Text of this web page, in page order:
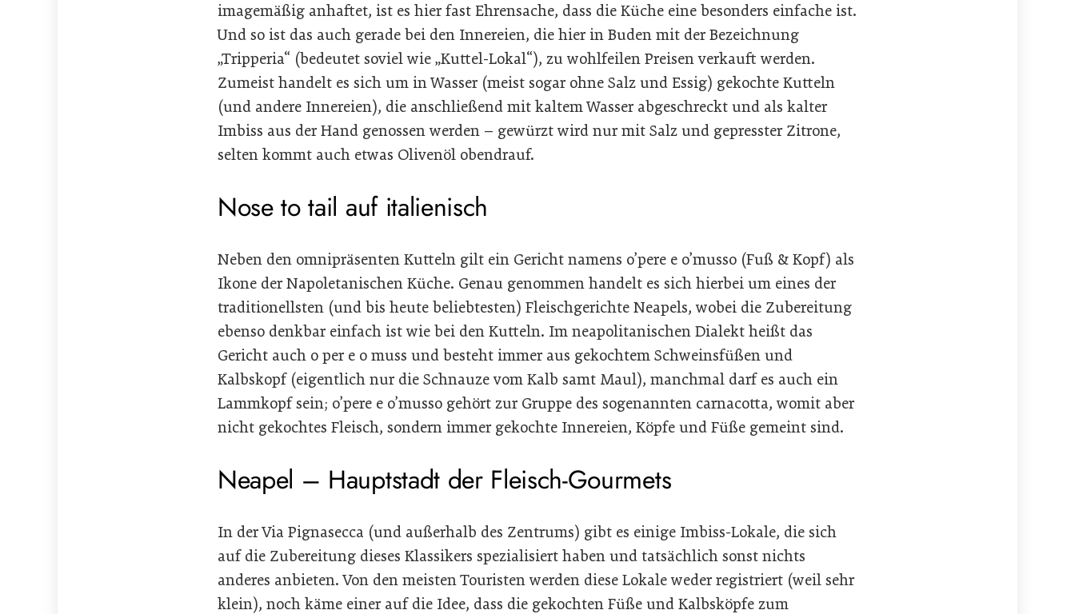
imagemäßig anhaftet, ist es hier fast Ehrensache, dass die Küche eine besonders einfache ist.
Und so ist das auch gerade bei den Innereien, die hier in Buden mit der Bezeichnung
„Tripperia“ (bedeutet soviel wie „Kuttel-Lokal“), zu wohlfeilen Preisen verkauft werden.
Zumeist handelt es sich um in Wasser (meist sogar ohne Salz und Essig) gekochte Kutteln
(und andere Innereien), die anschließend mit kaltem Wasser abgeschreckt und als kalter
Imbiss aus der Hand genossen werden – gewürzt wird nur mit Salz und gepresster Zitrone,
selten kommt auch etwas Olivenöl obendrauf.
Nose to tail auf italienisch
Neben den omnipräsenten Kutteln gilt ein Gericht namens o’pere e o’musso (Fuß & Kopf) als
Ikone der Napoletanischen Küche. Genau genommen handelt es sich hierbei um eines der
traditionellsten (und bis heute beliebtesten) Fleischgerichte Neapels, wobei die Zubereitung
ebenso denkbar einfach ist wie bei den Kutteln. Im neapolitanischen Dialekt heißt das
Gericht auch o per e o muss und besteht immer aus gekochtem Schweinsfüßen und
Kalbskopf (eigentlich nur die Schnauze vom Kalb samt Maul), manchmal darf es auch ein
Lammkopf sein; o’pere e o’musso gehört zur Gruppe des sogenannten carnacotta, womit aber
nicht gekochtes Fleisch, sondern immer gekochte Innereien, Köpfe und Füße gemeint sind.
Neapel – Hauptstadt der Fleisch-Gourmets
In der Via Pignasecca (und außerhalb des Zentrums) gibt es einige Imbiss-Lokale, die sich
auf die Zubereitung dieses Klassikers spezialisiert haben und tatsächlich sonst nichts
anderes anbieten. Von den meisten Touristen werden diese Lokale weder registriert (weil sehr
klein), noch käme einer auf die Idee, dass die gekochten Füße und Kalbsköpfe zum